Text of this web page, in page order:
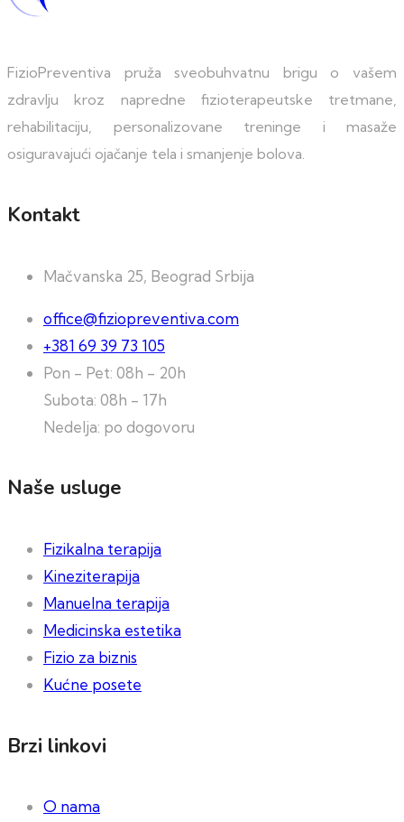
FizioPreventiva pruža sveobuhvatnu brigu o vašem
zdravlju kroz napredne fizioterapeutske tretmane,
rehabilitaciju, personalizovane treninge i masaže
osiguravajući ojačanje tela i smanjenje bolova.
Kontakt
Mačvanska 25, Beograd Srbija
office@fiziopreventiva.com
+381 69 39 73 105
Pon - Pet: 08h - 20h
Subota: 08h - 17h
Nedelja: po dogovoru
Naše usluge
Fizikalna terapija
Kineziterapija
Manuelna terapija
Medicinska estetika
Fizio za biznis
Kućne posete
Brzi linkovi
O nama